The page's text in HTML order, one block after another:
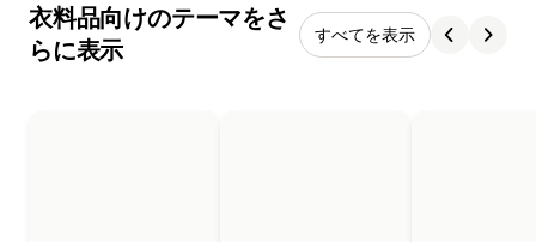
衣料品向けのテーマをさ
らに表示
すべてを表示